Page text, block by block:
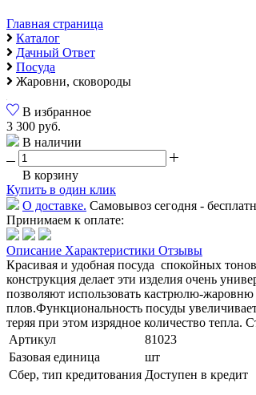
Главная страница
Каталог
Дачный Ответ
Посуда
Жаровни, сковороды
В избранное
3 300 руб.
В наличии
В корзину
Купить в один клик
О доставке. Самовывоз сегодня -
Принимаем к оплате:
Описание Характеристики Отзывы
Красивая и удобная посуда спокойных
конструкция делает эти изделия очень
позволяют использовать кастрюлю-жаровню
плов.Функциональность посуды
теряя при этом изрядное количество тепла.
Артикул
81023
Базовая единица
шт
Сбер, тип кредитования Доступен в кредит